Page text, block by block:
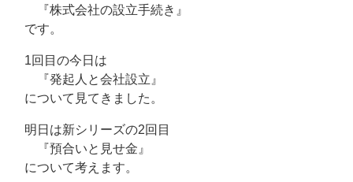
『株式会社の設立手続き』
です。
1回目の今日は
『発起人と会社設立』
について見てきました。
明日は新シリーズの2回目
『預合いと見せ金』
について考えます。